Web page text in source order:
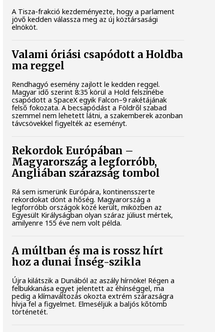
A Tisza-frakció kezdeményezte, hogy a parlament
jövő kedden válassza meg az új köztársasági
elnököt.
Valami óriási csapódott a Holdba
ma reggel
Rendhagyó esemény zajlott le kedden reggel.
Magyar idő szerint 8:35 körül a Hold felszínébe
csapódott a SpaceX egyik Falcon–9 rakétájának
felső fokozata. A becsapódást a Földről szabad
szemmel nem lehetett látni, a szakemberek azonban
távcsövekkel figyelték az eseményt.
Rekordok Európában –
Magyarország a legforróbb,
Angliában szárazság tombol
Rá sem ismerünk Európára, kontinensszerte
rekordokat dönt a hőség. Magyarország a
legforróbb országok közé került, miközben az
Egyesült Királyságban olyan száraz júliust mértek,
amilyenre 155 éve nem volt példa.
A múltban és ma is rossz hírt
hoz a dunai Ínség-szikla
Újra kilátszik a Dunából az aszály hírnöke! Régen a
felbukkanása egyet jelentett az éhínséggel, ma
pedig a klímaváltozás okozta extrém szárazságra
hívja fel a figyelmet. Elmeséljük a baljós kőtömb
történetét.